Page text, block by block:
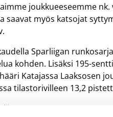
joukkueeseemme
saavat myös katsojat
Sparliigan
kohden. Lisäksi 195-
Katajassa Laaksosen
tilastorivilleen 13,2